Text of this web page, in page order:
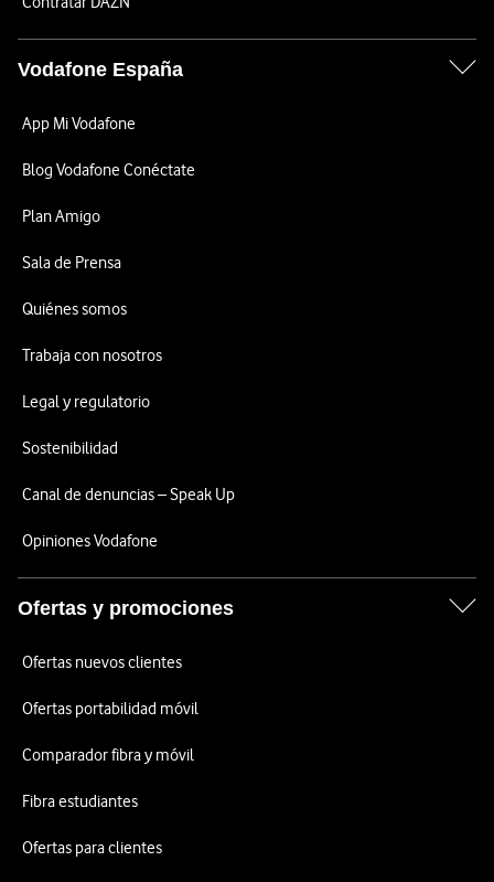
Vodafone España
App Mi Vodafone
Blog Vodafone Conéctate
Plan Amigo
Sala de Prensa
Quiénes somos
Trabaja con nosotros
Legal y regulatorio
Sostenibilidad
Canal de denuncias – Speak Up
Opiniones Vodafone
Ofertas y promociones
Ofertas nuevos clientes
Ofertas portabilidad móvil
Comparador fibra y móvil
Fibra estudiantes
Ofertas para clientes